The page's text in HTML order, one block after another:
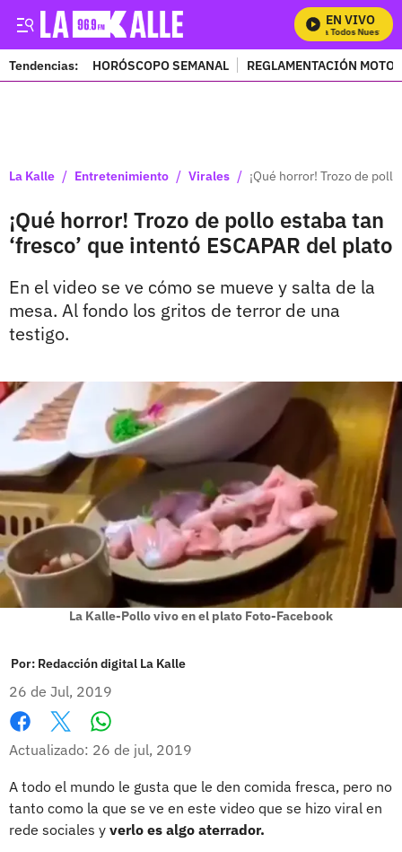
EN VIVO
Mira Todos Nuestros
Tendencias: HORÓSCOPO SEMANAL REGLAMENTACIÓN
La Kalle / Entretenimiento / Virales / ¡Qué horror! Trozo de
¡Qué horror! Trozo de pollo estaba tan
‘fresco’ que intentó ESCAPAR del plato
En el video se ve cómo se mueve y salta de la
mesa. Al fondo los gritos de terror de una
testigo.
La Kalle-Pollo vivo en el plato Foto-Facebook
Por: Redacción digital La Kalle
26 de Jul, 2019
Facebook
X
Actualizado: 26 de jul, 2019
A todo el mundo le gusta que le den comida fresca, pero no
tanto como la que se ve en este video que se hizo viral en
rede sociales y verlo es algo aterrador.